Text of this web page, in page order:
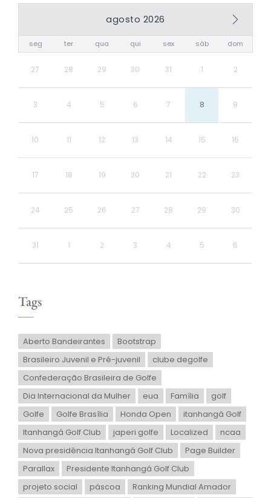
agosto 2026
seg ter qua qui sex sáb dom
27 28 29 30 31 1 2
3 4 5 6 7 8 9
10 11 12 13 14 15 16
17 18 19 20 21 22 23
24 25 26 27 28 29 30
31 1 2 3 4 5 6
Tags
Aberto Bandeirantes
Bootstrap
Brasileiro Juvenil e Pré-juvenil
clube degolfe
Confederação Brasileira de Golfe
Dia Internacional da Mulher
eua Família
golf
Golfe
Golfe Brasília Honda Open
itanhangá Golf
Itanhangá Golf Club
japeri golfe Localized
ncaa
Nova presidência Itanhangá Golf Club
Page Builder
Parallax
Presidente Itanhangá Golf Club
projeto social
páscoa
Ranking Mundial Amador